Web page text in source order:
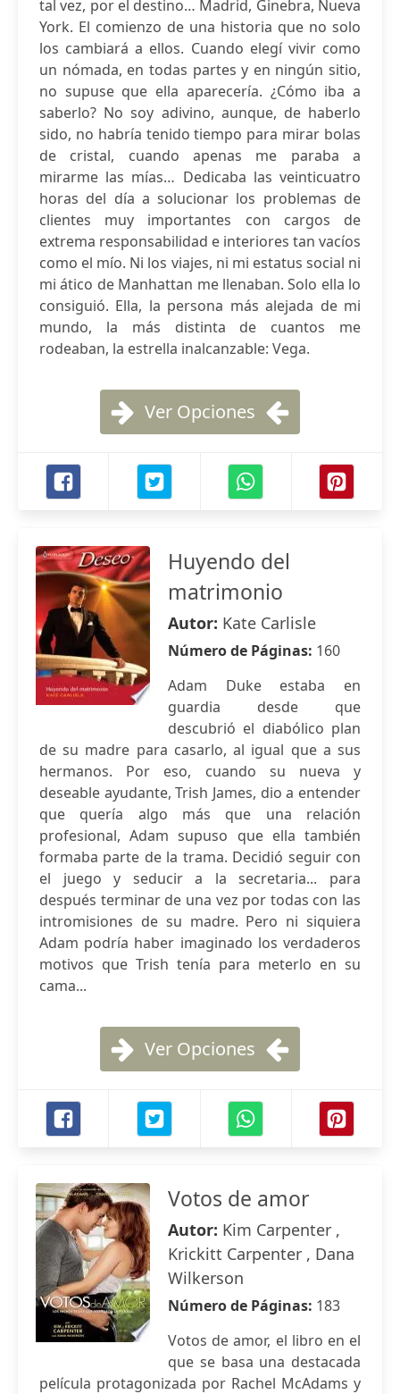
tal vez, por el destino… Madrid, Ginebra, Nueva
York. El comienzo de una historia que no solo
los cambiará a ellos. Cuando elegí vivir como
un nómada, en todas partes y en ningún sitio,
no supuse que ella aparecería. ¿Cómo iba a
saberlo? No soy adivino, aunque, de haberlo
sido, no habría tenido tiempo para mirar bolas
de cristal, cuando apenas me paraba a
mirarme las mías… Dedicaba las veinticuatro
horas del día a solucionar los problemas de
clientes muy importantes con cargos de
extrema responsabilidad e interiores tan vacíos
como el mío. Ni los viajes, ni mi estatus social ni
mi ático de Manhattan me llenaban. Solo ella lo
consiguió. Ella, la persona más alejada de mi
mundo, la más distinta de cuantos me
rodeaban, la estrella inalcanzable: Vega.
Ver Opciones
Huyendo del
matrimonio
Autor: Kate Carlisle
Número de Páginas: 160
Adam Duke estaba en
guardia desde que
descubrió el diabólico plan
de su madre para casarlo, al igual que a sus
hermanos. Por eso, cuando su nueva y
deseable ayudante, Trish James, dio a entender
que quería algo más que una relación
profesional, Adam supuso que ella también
formaba parte de la trama. Decidió seguir con
el juego y seducir a la secretaria... para
después terminar de una vez por todas con las
intromisiones de su madre. Pero ni siquiera
Adam podría haber imaginado los verdaderos
motivos que Trish tenía para meterlo en su
cama...
Ver Opciones
Votos de amor
Autor: Kim Carpenter ,
Krickitt Carpenter , Dana
Wilkerson
Número de Páginas: 183
Votos de amor, el libro en el
que se basa una destacada
película protagonizada por Rachel McAdams y